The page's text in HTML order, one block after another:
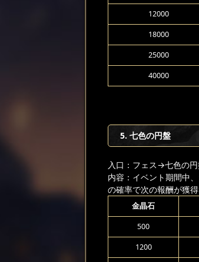
12000
18000
25000
40000
5. 七色の円盤
入口：フェス→七色の円
内容：イベント期間中
の確率で次の報酬が獲得
金晶石
500
1200